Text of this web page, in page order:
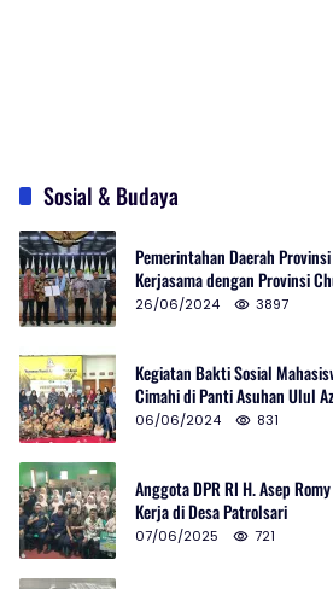
Sosial & Budaya
Pemerintahan Daerah
Kerjasama dengan Provinsi
Selatan
26/06/2024 3897
Kegiatan Bakti Sosial
Cimahi di Panti Asuhan Ulul
06/06/2024 831
Anggota DPR RI H. Asep
Kerja di Desa Patrolsari
07/06/2025 721